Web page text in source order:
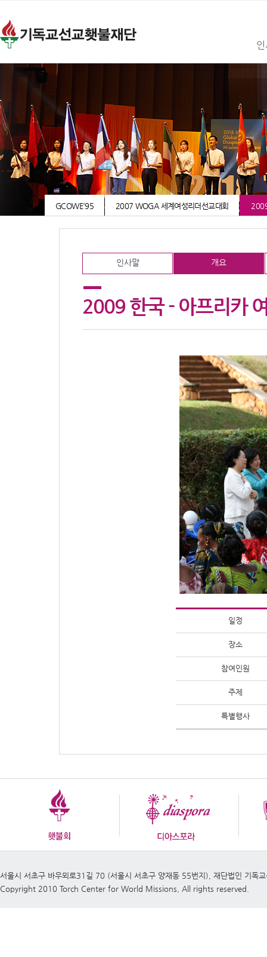
GCOWE'95 2007 WOGA 세계여성리더선교대회
인사말 개요
2009 한국 - 아프리카
일정
장소
참여인원
주제
특별행사
서울시 서초구 바우뫼로31길 70 (서울시 서초구 양재동 55번지), 재단법인
Copyright 2010 Torch Center for World Missions, All rights reserved.